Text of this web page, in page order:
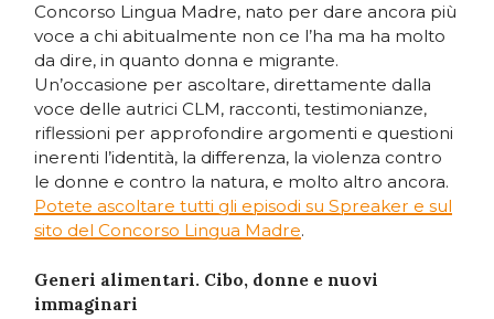
Concorso Lingua Madre, nato per dare ancora più
voce a chi abitualmente non ce l’ha ma ha molto
da dire, in quanto donna e migrante.
Un’occasione per ascoltare, direttamente dalla
voce delle autrici CLM, racconti, testimonianze,
riflessioni per approfondire argomenti e questioni
inerenti l’identità, la differenza, la violenza contro
le donne e contro la natura, e molto altro ancora.
Potete ascoltare tutti gli episodi su Spreaker e sul
sito del Concorso Lingua Madre.
Generi alimentari. Cibo, donne e nuovi
immaginari